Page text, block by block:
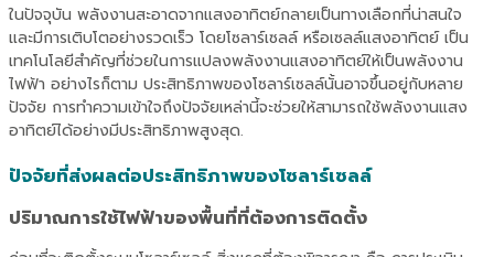
ในปัจจุบัน พลังงานสะอาดจากแสงอาทิตย์กลายเป็นทางเลือกที่น่าสนใจ
และมีการเติบโตอย่างรวดเร็ว โดยโซลาร์เซลล์ หรือเซลล์แสงอาทิตย์ เป็น
เทคโนโลยีสำคัญที่ช่วยในการแปลงพลังงานแสงอาทิตย์ให้เป็นพลังงาน
ไฟฟ้า อย่างไรก็ตาม ประสิทธิภาพของโซลาร์เซลล์นั้นอาจขึ้นอยู่กับหลาย
ปัจจัย การทำความเข้าใจถึงปัจจัยเหล่านี้จะช่วยให้สามารถใช้พลังงานแสง
อาทิตย์ได้อย่างมีประสิทธิภาพสูงสุด.
ปัจจัยที่ส่งผลต่อประสิทธิภาพของโซลาร์เซลล์
ปริมาณการใช้ไฟฟ้าของพื้นที่ที่ต้องการติดตั้ง